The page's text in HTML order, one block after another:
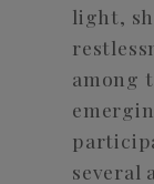
light,
among
several